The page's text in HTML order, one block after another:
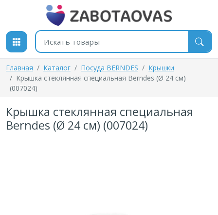
К содержимому
Поиск товаров
Главная Каталог Посуда BERNDES
Крышки
Крышка стеклянная специальная Berndes (Ø 24 см)
(007024)
Крышка стеклянная специальная
Berndes (Ø 24 см) (007024)